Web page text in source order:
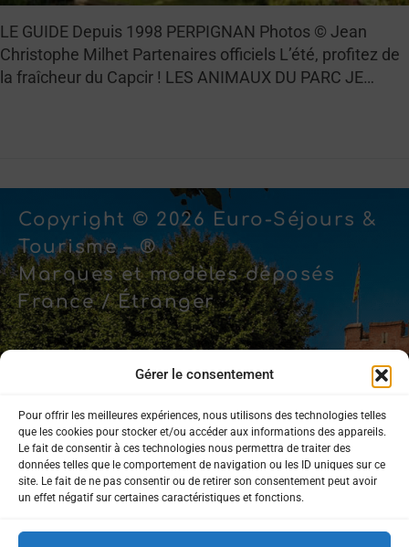
Gérer le consentement
Pour offrir les meilleures expériences, nous utilisons des technologies telles
que les cookies pour stocker et/ou accéder aux informations des appareils.
Le fait de consentir à ces technologies nous permettra de traiter des
données telles que le comportement de navigation ou les ID uniques sur ce
site. Le fait de ne pas consentir ou de retirer son consentement peut avoir
un effet négatif sur certaines caractéristiques et fonctions.
LE GUIDE Depuis 1998 PERPIGNAN Photos © Jean
Christophe Milhet Partenaires officiels L’été, profitez de
la fraîcheur du Capcir ! LES ANIMAUX DU PARC JE…
Copyright © 2026 Euro-Séjours &
Tourisme – ®
Marques et modèles déposés
France / Étranger
Mentions légales
Politique de confidentialité